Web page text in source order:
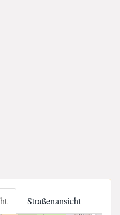
Straßenansicht